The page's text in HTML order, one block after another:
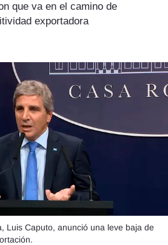
que va en el camino de
exportadora
Luis Caputo, anunció una leve baja de